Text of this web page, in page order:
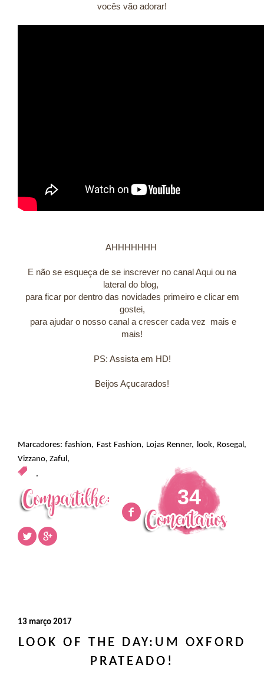
vocês vão adorar!
AHHHHHHH
E não se esqueça de se inscrever no canal Aqui ou na
lateral do blog,
para ficar por dentro das novidades primeiro e clicar em
gostei,
para ajudar o nosso canal a crescer cada vez mais e
mais!
PS: Assista em HD!
Beijos Açucarados!
Marcadores:fashion, Fast Fashion, Lojas Renner, look, Rosegal ,
Vizzano, Zaful ,
,
34
13 março 2017
LOOK OF THE DAY:UM OXFORD
PRATEADO!